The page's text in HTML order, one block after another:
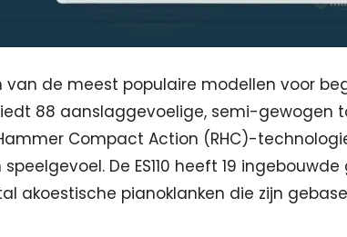
van de meest populaire modellen voor
88 aanslaggevoelige, semi-gewogen
Compact Action (RHC)-
De ES110 heeft 19 ingebouwde
akoestische pianoklanken die zijn